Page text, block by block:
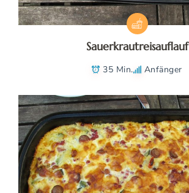
Sauerkrautreisauflauf
35 Min. Anfänger